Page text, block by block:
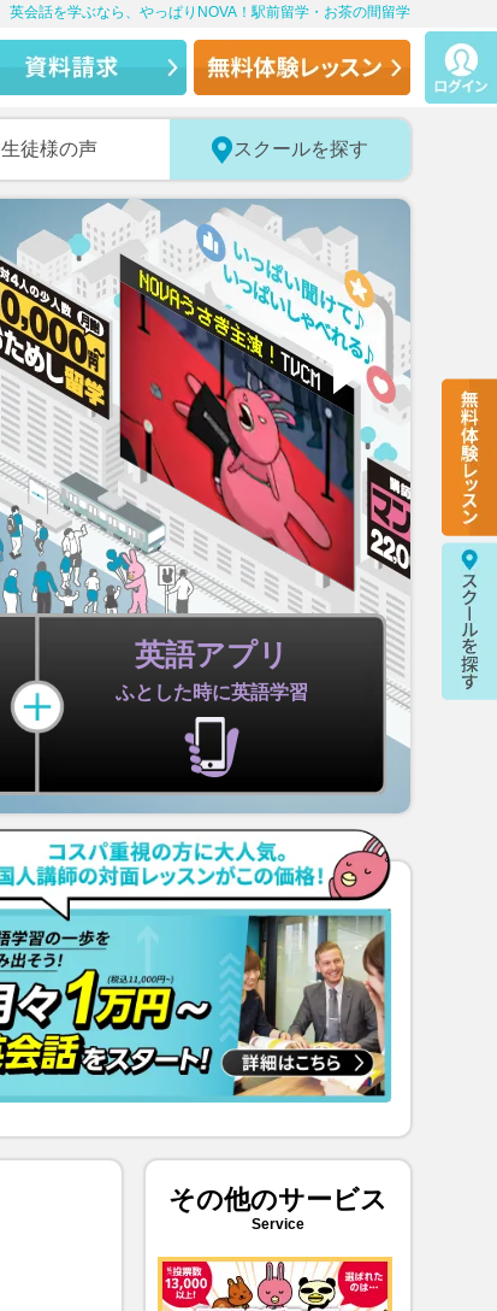
英会話を学ぶなら、やっぱりNOVA！駅前留学・お茶の間留学
生徒様の声 スクールを探す
英語アプリ
ふとした時に英語学習
その他のサービス
Service